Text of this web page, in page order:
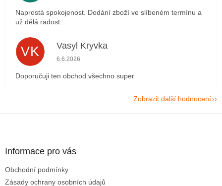
Naprostá spokojenost. Dodání zboží ve slíbeném termínu a
už dělá radost.
VK Vasyl Kryvka
Hodnocení obchodu je 5 z 5 hvězdiček.
6.6.2026
Doporučuji ten obchod všechno super
Zobrazit další hodnocení
Informace pro vás
Obchodní podmínky
Zásady ochrany osobních údajů